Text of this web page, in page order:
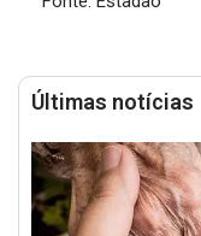
Últimas notícias